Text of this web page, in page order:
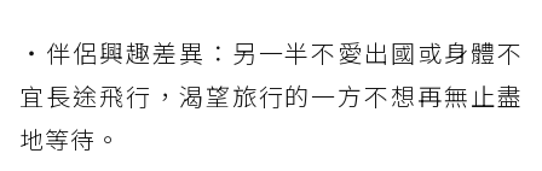
・伴侶興趣差異：另一半不愛出國或身體不
宜長途飛行，渴望旅行的一方不想再無止盡
地等待。